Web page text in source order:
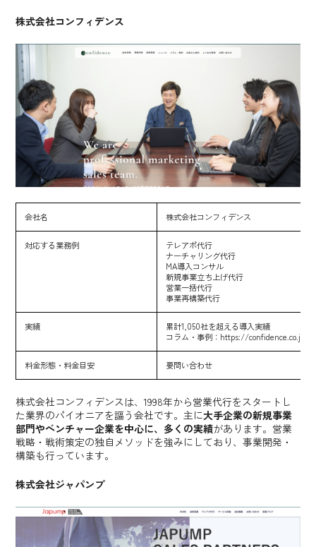
株式会社コンフィデンス
会社名 株式会社コンフィデンス
対応する業務例
テレアポ代行
ナーチャリング代行
MA導入コンサル
新規事業立ち上げ代行
営業一括代行
事業再構築代行
実績
累計1,050社を超える導入実績
コラム・事例： https://confidence.co.jp/
料金形態・料金目安 要問い合わせ
株式会社コンフィデンスは、1998年から営業代行をスタートし
た業界のパイオニアを謳う会社です。主に大手企業の新規事業
部門やベンチャー企業を中心に、多くの実績があります。営業
戦略・戦術策定の独自メソッドを強みにしており、事業開発・
構築も行っています。
株式会社ジャパンプ